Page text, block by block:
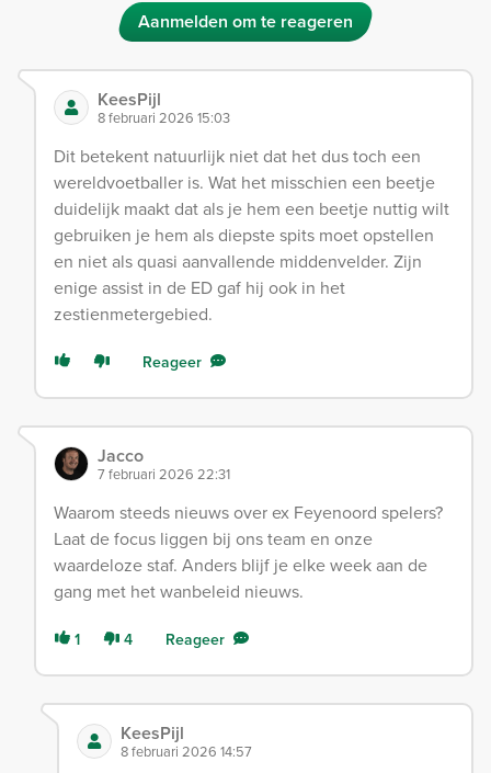
Aanmelden om te reageren
KeesPijl
8 februari 2026 15:03
Dit betekent natuurlijk niet dat het dus toch een
wereldvoetballer is. Wat het misschien een beetje
duidelijk maakt dat als je hem een beetje nuttig wilt
gebruiken je hem als diepste spits moet opstellen
en niet als quasi aanvallende middenvelder. Zijn
enige assist in de ED gaf hij ook in het
zestienmetergebied.
Reageer
Jacco
7 februari 2026 22:31
Waarom steeds nieuws over ex Feyenoord spelers?
Laat de focus liggen bij ons team en onze
waardeloze staf. Anders blijf je elke week aan de
gang met het wanbeleid nieuws.
1 4 Reageer
KeesPijl
8 februari 2026 14:57